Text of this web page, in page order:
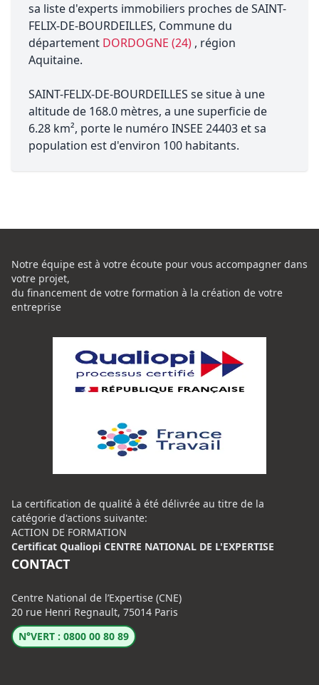
sa liste d'experts immobiliers proches de SAINT-
FELIX-DE-BOURDEILLES, Commune du
département DORDOGNE (24) , région
Aquitaine.
SAINT-FELIX-DE-BOURDEILLES se situe à une
altitude de 168.0 mètres, a une superficie de
6.28 km², porte le numéro INSEE 24403 et sa
population est d'environ 100 habitants.
Notre équipe est à votre écoute pour vous accompagner dans
votre projet,
du financement de votre formation à la création de votre
entreprise
La certification de qualité à été délivrée au titre de la
catégorie d'actions suivante:
ACTION DE FORMATION
Certificat Qualiopi CENTRE NATIONAL DE L'EXPERTISE
CONTACT
Centre National de l’Expertise (CNE)
20 rue Henri Regnault, 75014 Paris
N°VERT : 0800 00 80 89